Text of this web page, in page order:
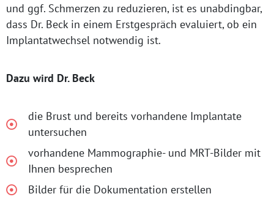
und ggf. Schmerzen zu reduzieren, ist es unabdingbar,
dass Dr. Beck in einem Erstgespräch evaluiert, ob ein
Implantatwechsel notwendig ist.
Dazu wird Dr. Beck
die Brust und bereits vorhandene Implantate
untersuchen
vorhandene Mammographie- und MRT-Bilder mit
Ihnen besprechen
Bilder für die Dokumentation erstellen